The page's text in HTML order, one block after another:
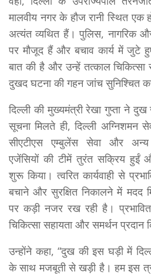
मालवीय नगर के हौज रानी स्थित
अत्यंत व्यथित हैं। पुलिस, नागरिक
पर मौजूद हैं और बचाव कार्य में जुटे
बात की है और उन्हें तत्काल चिकित्सा
दुखद घटना की गहन जांच सुनिश्चित
दिल्ली की मुख्यमंत्री रेखा गुप्ता ने
सूचना मिलते ही, दिल्ली अग्निशमन
सीएटीएस एम्बुलेंस सेवा और अन्य
एजेंसियों की टीमें तुरंत सक्रिय हुईं
शुरू किया। त्वरित कार्यवाही से
बचाने और सुरक्षित निकालने में मदद
पर कड़ी नजर रख रही है।
चिकित्सा सहायता और समर्थन प्रदान
उन्होंने कहा, “दुख की इस घड़ी में
के साथ मजबूती से खड़ी है। हम इस